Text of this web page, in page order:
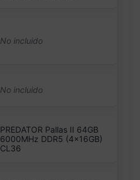
PREDATOR Pallas II 64GB
6000MHz DDR5 (4x16GB)
CL36